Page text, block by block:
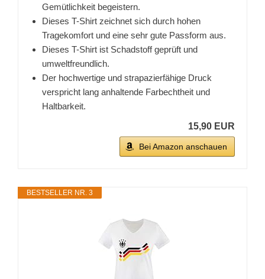
Gemütlichkeit begeistern.
Dieses T-Shirt zeichnet sich durch hohen
Tragekomfort und eine sehr gute Passform aus.
Dieses T-Shirt ist Schadstoff geprüft und
umweltfreundlich.
Der hochwertige und strapazierfähige Druck
verspricht lang anhaltende Farbechtheit und
Haltbarkeit.
15,90 EUR
Bei Amazon anschauen
BESTSELLER NR. 3